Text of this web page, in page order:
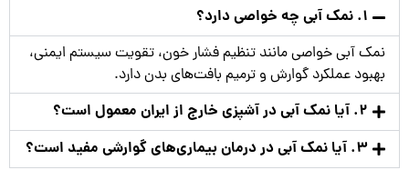
1. نمک آبی چه خواصی دارد؟
نمک آبی خواصی مانند تنظیم فشار خون، تقویت سیستم ایمنی،
بهبود عملکرد گوارش و ترمیم بافت‌های بدن دارد.
2. آیا نمک آبی در آشپزی خارج از ایران معمول است؟
3. آیا نمک آبی در درمان بیماری‌های گوارشی مفید است؟